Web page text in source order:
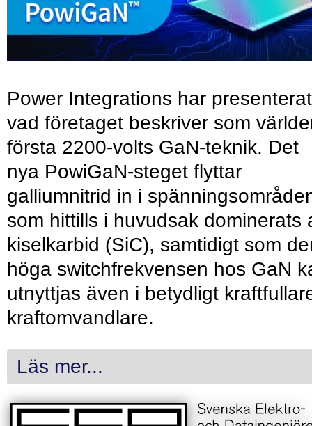
Power Integrations har presenterat
vad företaget beskriver som
första 2200-volts GaN-teknik. Det
nya PowiGaN-steget flyttar
galliumnitrid in i
som hittills i huvudsak dominerats
kiselkarbid (SiC), samtidigt som
höga switchfrekvensen hos GaN
utnyttjas även i betydligt
kraftomvandlare.
Läs mer...